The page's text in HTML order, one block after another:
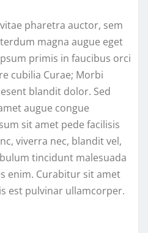
pharetra auctor, sem
magna augue eget
primis in faucibus orci
cubilia Curae; Morbi
blandit dolor. Sed
augue congue
sit amet pede facilisis
viverra nec, blandit vel,
tincidunt malesuada
enim. Curabitur sit amet
est pulvinar ullamcorper.